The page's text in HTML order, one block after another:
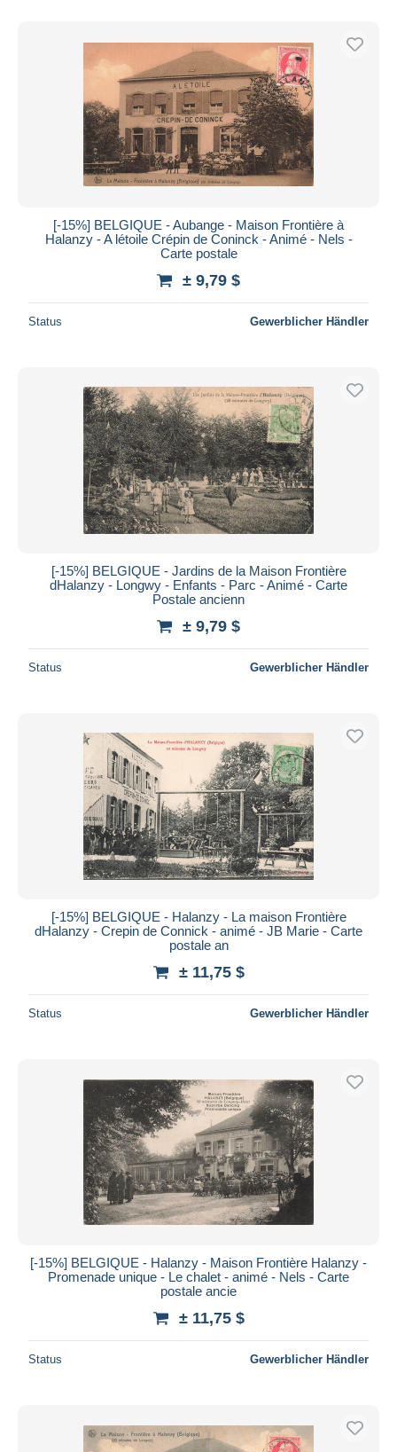
[-15%] BELGIQUE - Aubange - Maison Frontière à
Halanzy - A létoile Crépin de Coninck - Animé - Nels -
Carte postale
± 9,79 $
Status Gewerblicher Händler
[-15%] BELGIQUE - Jardins de la Maison Frontière
dHalanzy - Longwy - Enfants - Parc - Animé - Carte
Postale ancienn
± 9,79 $
Status Gewerblicher Händler
[-15%] BELGIQUE - Halanzy - La maison Frontière
dHalanzy - Crepin de Connick - animé - JB Marie - Carte
postale an
± 11,75 $
Status Gewerblicher Händler
[-15%] BELGIQUE - Halanzy - Maison Frontière Halanzy -
Promenade unique - Le chalet - animé - Nels - Carte
postale ancie
± 11,75 $
Status Gewerblicher Händler